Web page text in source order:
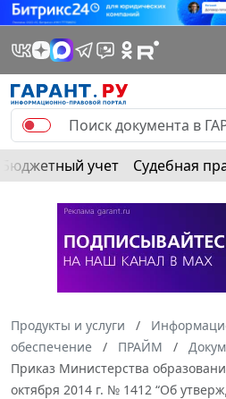
Бюджетный учет Судебная
Продукты и услуги
обеспечение
ПРАЙМ
Приказ Министерства
октября 2014 г. № 1412 “Об